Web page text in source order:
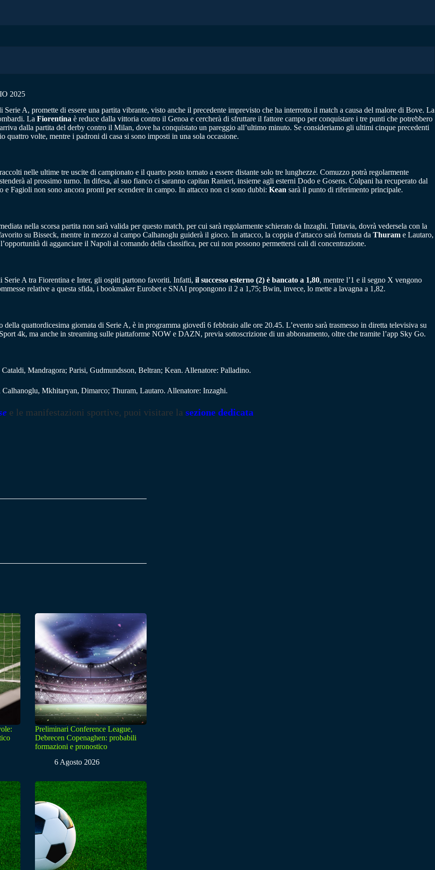
2025
Serie A, promette di essere una partita vibrante, visto anche il precedente imprevisto che ha interrotto il match a causa del malore di Bove. La
La Fiorentina è reduce dalla vittoria contro il Genoa e cercherà di sfruttare il fattore campo per conquistare i tre punti che potrebbero
arriva dalla partita del derby contro il Milan, dove ha conquistato un pareggio all’ultimo minuto. Se consideriamo gli ultimi cinque precedenti
volte, mentre i padroni di casa si sono imposti in una sola occasione.
nelle ultime tre uscite di campionato e il quarto posto tornato a essere distante solo tre lunghezze. Comuzzo potrà regolarmente
al prossimo turno. In difesa, al suo fianco ci saranno capitan Ranieri, insieme agli esterni Dodo e Gosens. Colpani ha recuperato dal
Fagioli non sono ancora pronti per scendere in campo. In attacco non ci sono dubbi: Kean sarà il punto di riferimento principale.
nella scorsa partita non sarà valida per questo match, per cui sarà regolarmente schierato da Inzaghi. Tuttavia, dovrà vedersela con la
su Bisseck, mentre in mezzo al campo Calhanoglu guiderà il gioco. In attacco, la coppia d’attacco sarà formata da Thuram e Lautaro,
di agganciare il Napoli al comando della classifica, per cui non possono permettersi cali di concentrazione.
Serie A tra Fiorentina e Inter, gli ospiti partono favoriti. Infatti, il successo esterno (2) è bancato a 1,80, mentre l’1 e il segno X vengono
relative a questa sfida, i bookmaker Eurobet e SNAI propongono il 2 a 1,75; Bwin, invece, lo mette a lavagna a 1,82.
quattordicesima giornata di Serie A, è in programma giovedì 6 febbraio alle ore 20.45. L’evento sarà trasmesso in diretta televisiva su
4k, ma anche in streaming sulle piattaforme NOW e DAZN, previa sottoscrizione di un abbonamento, oltre che tramite l’app Sky Go.
Mandragora; Parisi, Gudmundsson, Beltran; Kean. Allenatore: Palladino.
Mkhitaryan, Dimarco; Thuram, Lautaro. Allenatore: Inzaghi.
e le manifestazioni sportive, puoi visitare la sezione dedicata
Preliminari Conference League,
Debrecen Copenaghen: probabili
formazioni e pronostico
6 Agosto 2026